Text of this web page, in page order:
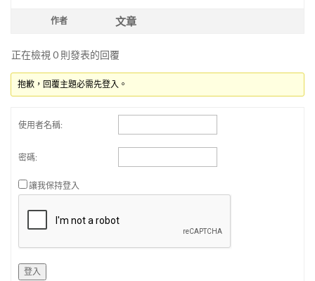
作者 文章
正在檢視 0 則發表的回覆
抱歉，回覆主題必需先登入。
使用者名稱:
密碼:
讓我保持登入
登入